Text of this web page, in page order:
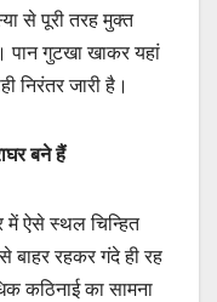
से पूरी तरह मुक्त
गुटखा खाकर यहां
निरंतर जारी है।
बने हैं
ऐसे स्थल चिन्हित
रहकर गंदे ही रह
कठिनाई का सामना